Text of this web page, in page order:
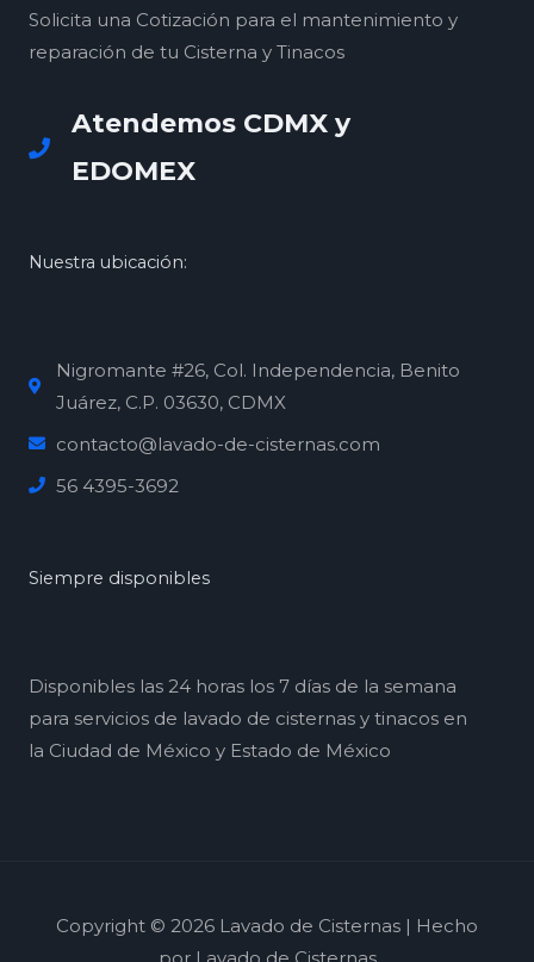
Solicita una Cotización para el mantenimiento y
reparación de tu Cisterna y Tinacos
Atendemos CDMX y
EDOMEX
Nuestra ubicación:
Nigromante #26, Col. Independencia, Benito
Juárez, C.P. 03630, CDMX
contacto@lavado-de-cisternas.com
56 4395-3692
Siempre disponibles
Disponibles las 24 horas los 7 días de la semana
para servicios de lavado de cisternas y tinacos en
la Ciudad de México y Estado de México
Copyright © 2026 Lavado de Cisternas | Hecho
por Lavado de Cisternas